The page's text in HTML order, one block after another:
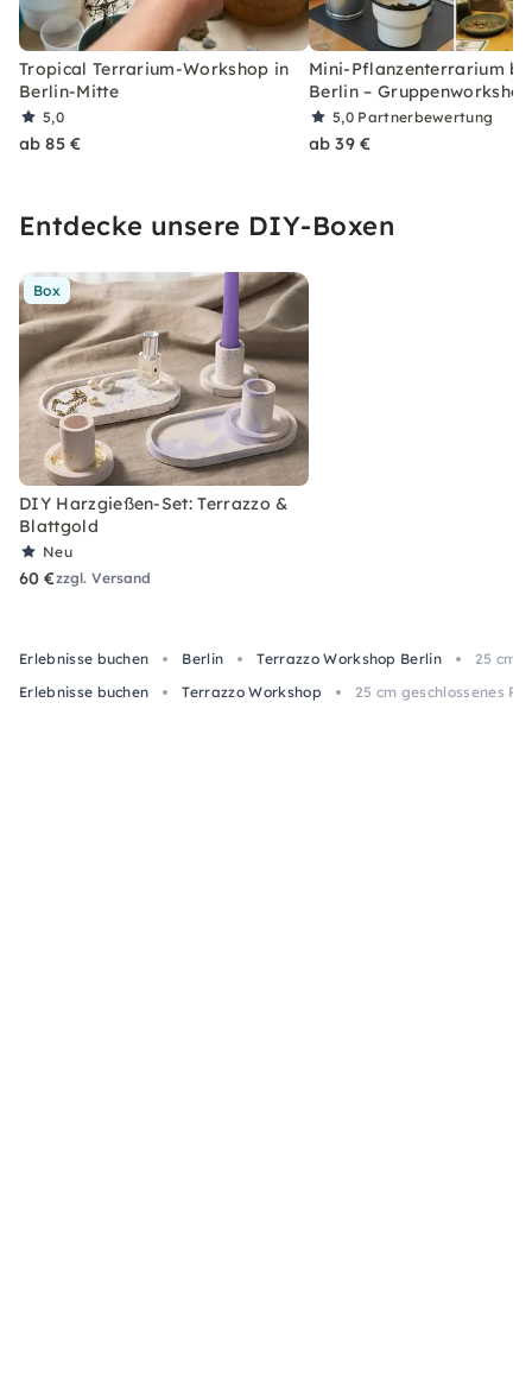
Tropical Terrarium-Workshop in
Berlin-Mitte
5,0
ab 85 €
Mini-Pflanzenterrarium
Berlin – Gruppenworkshop
5,0 Partnerbewertung
ab 39 €
Entdecke unsere DIY-Boxen
Box
DIY Harzgießen-Set: Terrazzo &
Blattgold
Neu
60 €zzgl. Versand
Erlebnisse buchen Berlin Terrazzo Workshop Berlin
25 cm
Erlebnisse buchen
Terrazzo Workshop 25 cm geschlossenes